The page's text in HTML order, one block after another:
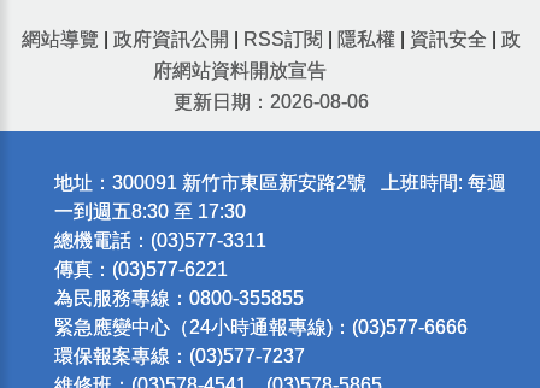
網站導覽 政府資訊公開 RSS訂閱 隱私權 資訊安全
政
府網站資料開放宣告
更新日期：2026-08-06
地址：300091 新竹市東區新安路2號 上班時間: 每週
一到週五8:30 至 17:30
總機電話：(03)577-3311
傳真：(03)577-6221
為民服務專線：0800-355855
緊急應變中心（24小時通報專線)：(03)577-6666
環保報案專線：(03)577-7237